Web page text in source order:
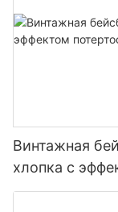
Винтажная
хлопка с